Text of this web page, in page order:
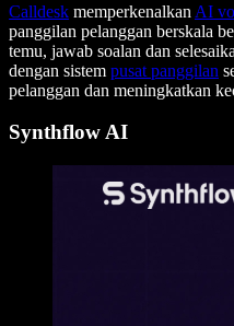
Calldesk memperkenalkan AI
panggilan pelanggan berskala
temu, jawab soalan dan
dengan sistem pusat panggilan
pelanggan dan meningkatkan
Synthflow AI